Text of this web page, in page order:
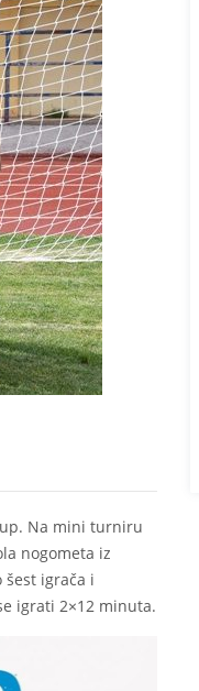
Na mini turniru
nogometa iz
igrača i
igrati 2×12 minuta.